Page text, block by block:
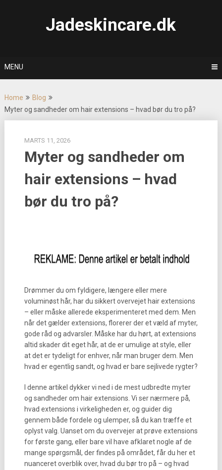
Jadeskincare.dk
MENU
Home
Blog
Myter og sandheder om hair extensions – hvad bør du tro på?
MARTS 11, 2026
Myter og sandheder om
hair extensions – hvad
bør du tro på?
Drømmer du om fyldigere, længere eller mere
voluminøst hår, har du sikkert overvejet hair extensions
– eller måske allerede eksperimenteret med dem. Men
når det gælder extensions, florerer der et væld af myter,
gode råd og advarsler. Måske har du hørt, at extensions
altid skader dit eget hår, at de er umulige at style, eller
at det er tydeligt for enhver, når man bruger dem. Men
hvad er egentlig sandt, og hvad er bare sejlivede rygter?
I denne artikel dykker vi ned i de mest udbredte myter
og sandheder om hair extensions. Vi ser nærmere på,
hvad extensions i virkeligheden er, og guider dig
gennem både fordele og ulemper, så du kan træffe et
oplyst valg. Uanset om du overvejer at prøve extensions
for første gang, eller bare vil have afklaret nogle af de
mange spørgsmål, der findes på området, får du her et
nuanceret overblik over, hvad du bør tro på – og hvad